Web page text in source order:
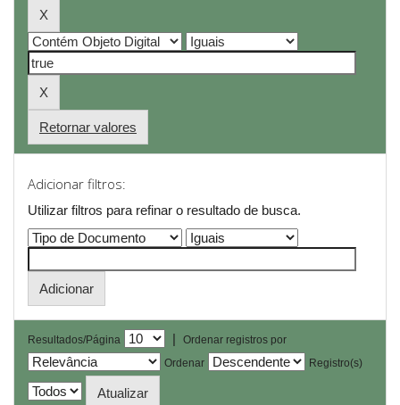
Retornar valores
Adicionar filtros:
Utilizar filtros para refinar o resultado de busca.
Resultados/Página |
Ordenar registros por
Ordenar
Registro(s)